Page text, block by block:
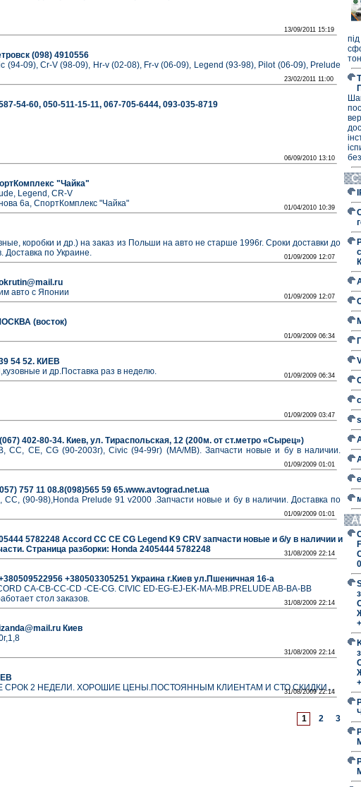
13/09/2011 15:19
(098) 4910556
(94-09), Cr-V (98-09), Hr-v (02-08), Fr-v (06-09), Legend (93-98), Pilot (06-09), Prelude
23/02/2011 11:00
54-60, 050-511-15-11, 067-705-6444, 093-035-8719
06/09/2010 13:10
"Чайка"
Legend, CR-V
6а, СпортКомплекс "Чайка"
01/04/2010 10:39
коробки и др.) на заказ из Польши на авто не старше 1996г. Сроки доставки до
Доставка по Украине.
01/09/2009 12:07
авто с Японии
01/09/2009 12:07
(восток)
01/09/2009 06:34
54 52. КИЕВ
и др.Поставка раз в неделю.
01/09/2009 06:34
01/09/2009 03:47
402-80-34. Киев, ул. Тираспольская, 12 (200м. от ст.метро «Сырец»)
СС, СЕ, CG (90-2003г), Civic (94-99г) (МА/МВ). Запчасти новые и бу в наличии.
01/09/2009 01:01
757 11 08.8(098)565 59 65.www.avtograd.net.ua
(90-98),Honda Prelude 91 v2000 .Запчасти новые и бу в наличии. Доставка по
01/09/2009 01:01
5782248 Accord CC CE CG Legend K9 CRV запчасти новые и б/у в наличии и
Страница разборки: Honda 2405444 5782248
31/08/2009 22:14
+380503305251 Украина г.Киев ул.Пшеничная 16-а
CA-CB-CC-CD -CE-CG. CIVIC ED-EG-EJ-EK-MA-MB.PRELUDE AB-BA-BB
стол заказов.
31/08/2009 22:14
Киев
31/08/2009 22:14
СРОК 2 НЕДЕЛИ. ХОРОШИЕ ЦЕНЫ.ПОСТОЯННЫМ КЛИЕНТАМ И СТО СКИДКИ...
31/08/2009 22:14
1 2 3